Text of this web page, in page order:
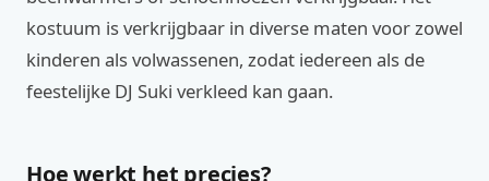
kostuum is verkrijgbaar in diverse maten voor zowel
kinderen als volwassenen, zodat iedereen als de
feestelijke DJ Suki verkleed kan gaan.
Hoe werkt het precies?